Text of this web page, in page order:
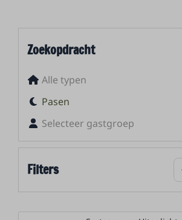
Zoekopdracht
Alle typen
Pasen
Selecteer gastgroep
Filters